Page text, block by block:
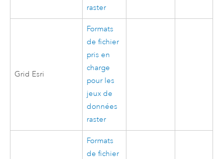
raster
Grid Esri
Formats
de fichier
pris en
charge
pour les
jeux de
données
raster
Formats
de fichier